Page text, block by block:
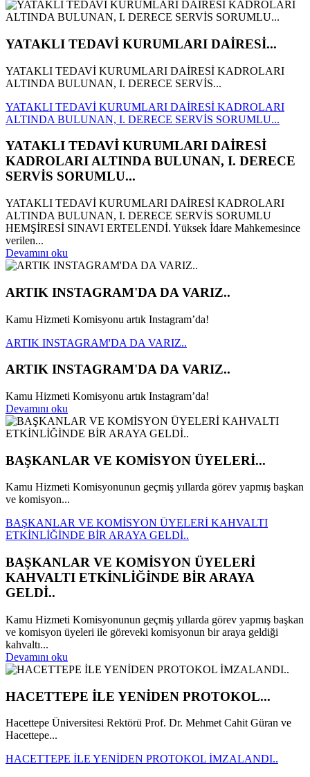
YATAKLI TEDAVİ KURUMLARI DAİRESİ...
YATAKLI TEDAVİ KURUMLARI DAİRESİ KADROLARI
ALTINDA BULUNAN, I. DERECE SERVİS...
YATAKLI TEDAVİ KURUMLARI DAİRESİ KADROLARI
ALTINDA BULUNAN, I. DERECE SERVİS SORUMLU...
YATAKLI TEDAVİ KURUMLARI DAİRESİ
KADROLARI ALTINDA BULUNAN, I. DERECE
SERVİS SORUMLU...
YATAKLI TEDAVİ KURUMLARI DAİRESİ KADROLARI
ALTINDA BULUNAN, I. DERECE SERVİS SORUMLU
HEMŞİRESİ SINAVI ERTELENDİ. Yüksek İdare Mahkemesince
verilen...
Devamını oku
ARTIK INSTAGRAM'DA DA VARIZ..
Kamu Hizmeti Komisyonu artık Instagram’da!
ARTIK INSTAGRAM'DA DA VARIZ..
ARTIK INSTAGRAM'DA DA VARIZ..
Kamu Hizmeti Komisyonu artık Instagram’da!
Devamını oku
BAŞKANLAR VE KOMİSYON ÜYELERİ...
Kamu Hizmeti Komisyonunun geçmiş yıllarda görev yapmış başkan
ve komisyon...
BAŞKANLAR VE KOMİSYON ÜYELERİ KAHVALTI
ETKİNLİĞİNDE BİR ARAYA GELDİ..
BAŞKANLAR VE KOMİSYON ÜYELERİ
KAHVALTI ETKİNLİĞİNDE BİR ARAYA
GELDİ..
Kamu Hizmeti Komisyonunun geçmiş yıllarda görev yapmış başkan
ve komisyon üyeleri ile göreveki komisyonun bir araya geldiği
kahvaltı...
Devamını oku
HACETTEPE İLE YENİDEN PROTOKOL...
Hacettepe Üniversitesi Rektörü Prof. Dr. Mehmet Cahit Güran ve
Hacettepe...
HACETTEPE İLE YENİDEN PROTOKOL İMZALANDI..